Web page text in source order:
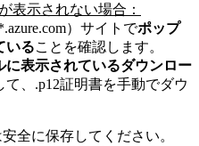
表示されない場合：
）サイトでポップ
いることを確認します。
に表示されているダウンロー
て、.p12証明書を手動でダウ
全に保存してください。